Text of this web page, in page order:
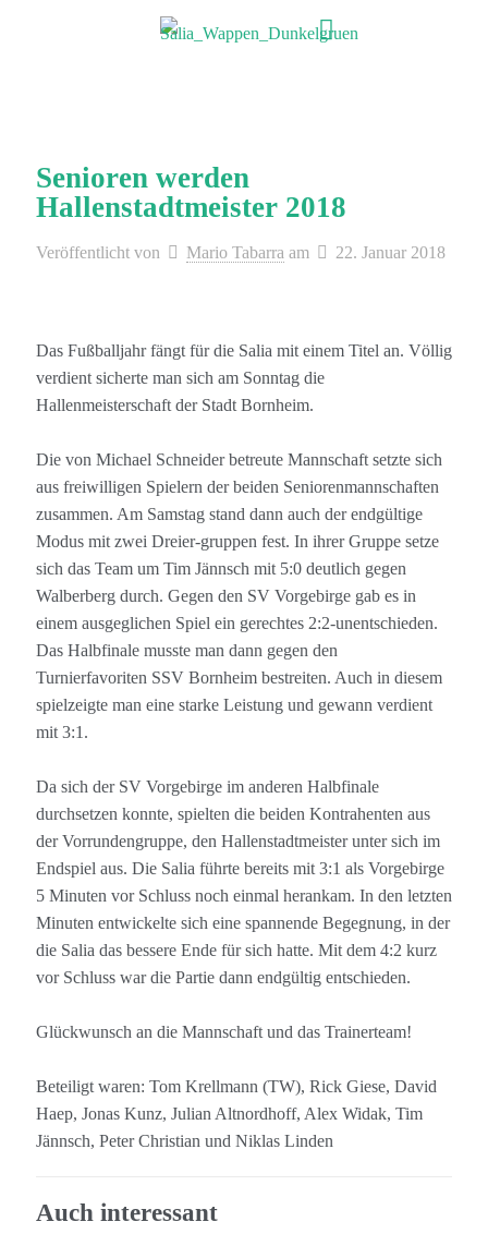
Senioren werden
Hallenstadtmeister 2018
Veröffentlicht von Mario Tabarra am 22. Januar 2018
Das Fußballjahr fängt für die Salia mit einem Titel an. Völlig
verdient sicherte man sich am Sonntag die
Hallenmeisterschaft der Stadt Bornheim.
Die von Michael Schneider betreute Mannschaft setzte sich
aus freiwilligen Spielern der beiden Seniorenmannschaften
zusammen. Am Samstag stand dann auch der endgültige
Modus mit zwei Dreier-gruppen fest. In ihrer Gruppe setze
sich das Team um Tim Jännsch mit 5:0 deutlich gegen
Walberberg durch. Gegen den SV Vorgebirge gab es in
einem ausgeglichen Spiel ein gerechtes 2:2-unentschieden.
Das Halbfinale musste man dann gegen den
Turnierfavoriten SSV Bornheim bestreiten. Auch in diesem
spielzeigte man eine starke Leistung und gewann verdient
mit 3:1.
Da sich der SV Vorgebirge im anderen Halbfinale
durchsetzen konnte, spielten die beiden Kontrahenten aus
der Vorrundengruppe, den Hallenstadtmeister unter sich im
Endspiel aus. Die Salia führte bereits mit 3:1 als Vorgebirge
5 Minuten vor Schluss noch einmal herankam. In den letzten
Minuten entwickelte sich eine spannende Begegnung, in der
die Salia das bessere Ende für sich hatte. Mit dem 4:2 kurz
vor Schluss war die Partie dann endgültig entschieden.
Glückwunsch an die Mannschaft und das Trainerteam!
Beteiligt waren: Tom Krellmann (TW), Rick Giese, David
Haep, Jonas Kunz, Julian Altnordhoff, Alex Widak, Tim
Jännsch, Peter Christian und Niklas Linden
Auch interessant